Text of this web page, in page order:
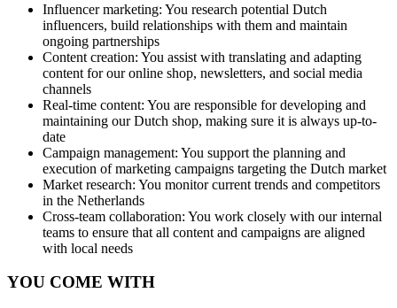
Influencer marketing: You research potential Dutch
influencers, build relationships with them and maintain
ongoing partnerships
Content creation: You assist with translating and adapting
content for our online shop, newsletters, and social media
channels
Real-time content: You are responsible for developing and
maintaining our Dutch shop, making sure it is always up-to-
date
Campaign management: You support the planning and
execution of marketing campaigns targeting the Dutch market
Market research: You monitor current trends and competitors
in the Netherlands
Cross-team collaboration: You work closely with our internal
teams to ensure that all content and campaigns are aligned
with local needs
YOU COME WITH